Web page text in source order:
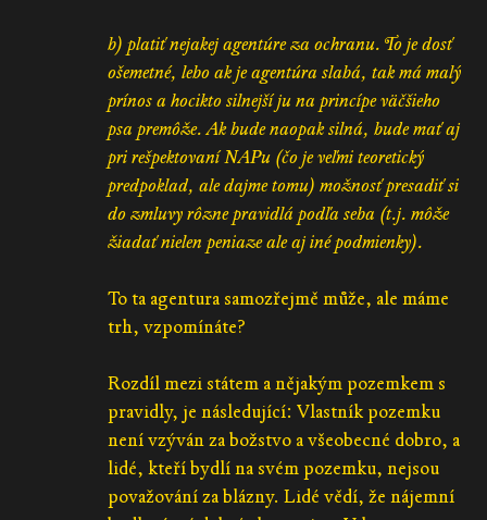
b) platiť nejakej agentúre za ochranu. To je dosť
ošemetné, lebo ak je agentúra slabá, tak má malý
prínos a hocikto silnejší ju na princípe väčšieho
psa premôže. Ak bude naopak silná, bude mať aj
pri rešpektovaní NAPu (čo je veľmi teoretický
predpoklad, ale dajme tomu) možnosť presadiť si
do zmluvy rôzne pravidlá podľa seba (t.j. môže
žiadať nielen peniaze ale aj iné podmienky).
To ta agentura samozřejmě může, ale máme
trh, vzpomínáte?
Rozdíl mezi státem a nějakým pozemkem s
pravidly, je následující: Vlastník pozemku
není vzýván za božstvo a všeobecné dobro, a
lidé, kteří bydlí na svém pozemku, nejsou
považování za blázny. Lidé vědí, že nájemní